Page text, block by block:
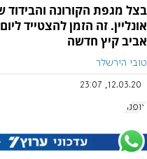
בצל מגפת הקורונה והבידוד
אונליין. זה הזמן להצטייד
אביב קיץ חדשה
טובי הירשלר
12.03.20, 23:07
אופנה